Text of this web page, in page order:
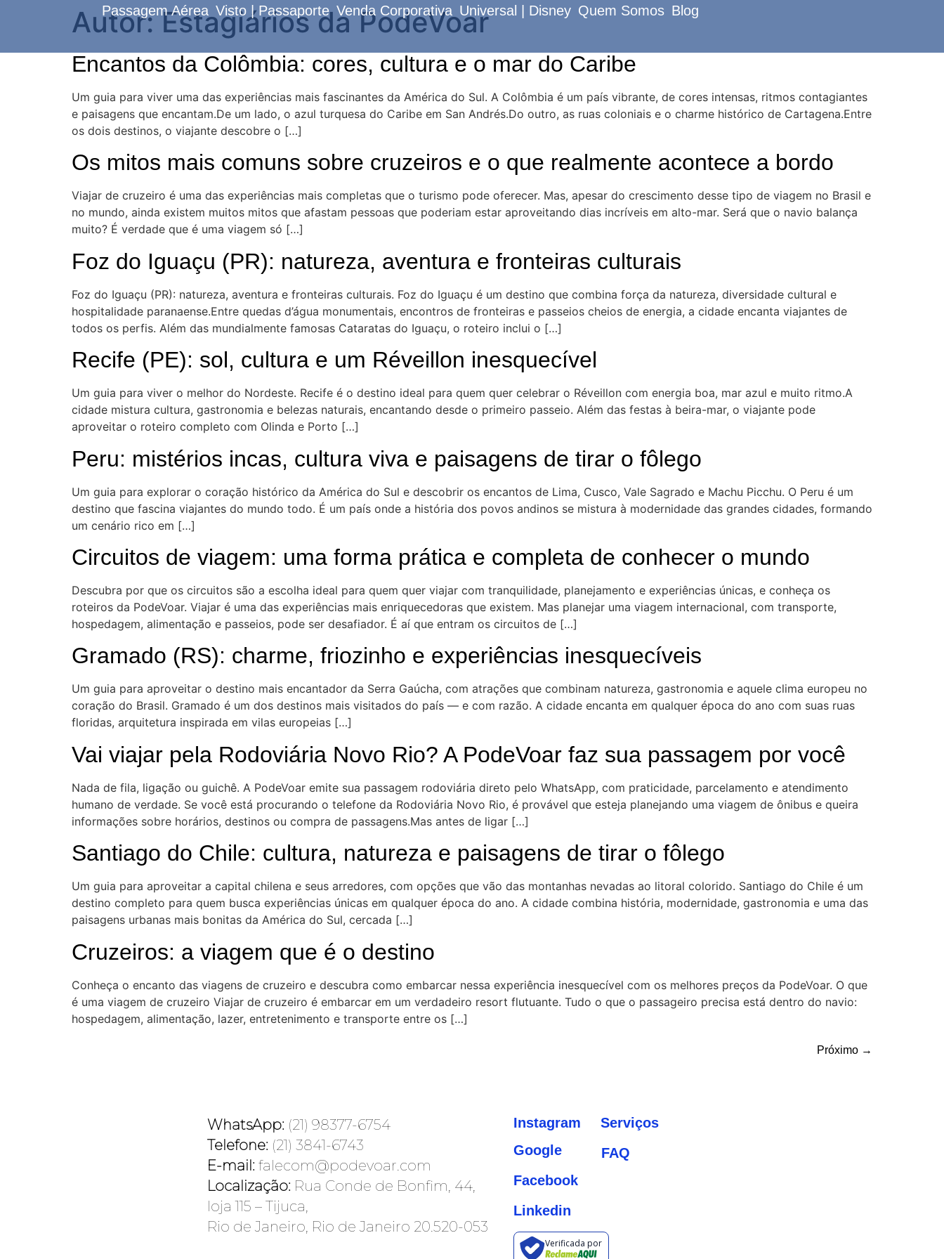
Passagem Aérea Visto | Passaporte Venda Corporativa Universal | Disney Quem Somos Blog
Autor:Estagiários da PodeVoar
Encantos da Colômbia: cores, cultura e o mar do Caribe
Um guia para viver uma das experiências mais fascinantes da América do Sul. A Colômbia é um país vibrante, de cores intensas, ritmos contagiantes
e paisagens que encantam.De um lado, o azul turquesa do Caribe em San Andrés.Do outro, as ruas coloniais e o charme histórico de Cartagena.Entre
os dois destinos, o viajante descobre o […]
Os mitos mais comuns sobre cruzeiros e o que realmente acontece a bordo
Viajar de cruzeiro é uma das experiências mais completas que o turismo pode oferecer. Mas, apesar do crescimento desse tipo de viagem no Brasil e
no mundo, ainda existem muitos mitos que afastam pessoas que poderiam estar aproveitando dias incríveis em alto-mar. Será que o navio balança
muito? É verdade que é uma viagem só […]
Foz do Iguaçu (PR): natureza, aventura e fronteiras culturais
Foz do Iguaçu (PR): natureza, aventura e fronteiras culturais. Foz do Iguaçu é um destino que combina força da natureza, diversidade cultural e
hospitalidade paranaense.Entre quedas d’água monumentais, encontros de fronteiras e passeios cheios de energia, a cidade encanta viajantes de
todos os perfis. Além das mundialmente famosas Cataratas do Iguaçu, o roteiro inclui o […]
Recife (PE): sol, cultura e um Réveillon inesquecível
Um guia para viver o melhor do Nordeste. Recife é o destino ideal para quem quer celebrar o Réveillon com energia boa, mar azul e muito ritmo.A
cidade mistura cultura, gastronomia e belezas naturais, encantando desde o primeiro passeio. Além das festas à beira-mar, o viajante pode
aproveitar o roteiro completo com Olinda e Porto […]
Peru: mistérios incas, cultura viva e paisagens de tirar o fôlego
Um guia para explorar o coração histórico da América do Sul e descobrir os encantos de Lima, Cusco, Vale Sagrado e Machu Picchu. O Peru é um
destino que fascina viajantes do mundo todo. É um país onde a história dos povos andinos se mistura à modernidade das grandes cidades, formando
um cenário rico em […]
Circuitos de viagem: uma forma prática e completa de conhecer o mundo
Descubra por que os circuitos são a escolha ideal para quem quer viajar com tranquilidade, planejamento e experiências únicas, e conheça os
roteiros da PodeVoar. Viajar é uma das experiências mais enriquecedoras que existem. Mas planejar uma viagem internacional, com transporte,
hospedagem, alimentação e passeios, pode ser desafiador. É aí que entram os circuitos de […]
Gramado (RS): charme, friozinho e experiências inesquecíveis
Um guia para aproveitar o destino mais encantador da Serra Gaúcha, com atrações que combinam natureza, gastronomia e aquele clima europeu no
coração do Brasil. Gramado é um dos destinos mais visitados do país — e com razão. A cidade encanta em qualquer época do ano com suas ruas
floridas, arquitetura inspirada em vilas europeias […]
Vai viajar pela Rodoviária Novo Rio? A PodeVoar faz sua passagem por você
Nada de fila, ligação ou guichê. A PodeVoar emite sua passagem rodoviária direto pelo WhatsApp, com praticidade, parcelamento e atendimento
humano de verdade. Se você está procurando o telefone da Rodoviária Novo Rio, é provável que esteja planejando uma viagem de ônibus e queira
informações sobre horários, destinos ou compra de passagens.Mas antes de ligar […]
Santiago do Chile: cultura, natureza e paisagens de tirar o fôlego
Um guia para aproveitar a capital chilena e seus arredores, com opções que vão das montanhas nevadas ao litoral colorido. Santiago do Chile é um
destino completo para quem busca experiências únicas em qualquer época do ano. A cidade combina história, modernidade, gastronomia e uma das
paisagens urbanas mais bonitas da América do Sul, cercada […]
Cruzeiros: a viagem que é o destino
Conheça o encanto das viagens de cruzeiro e descubra como embarcar nessa experiência inesquecível com os melhores preços da PodeVoar. O que
é uma viagem de cruzeiro Viajar de cruzeiro é embarcar em um verdadeiro resort flutuante. Tudo o que o passageiro precisa está dentro do navio:
hospedagem, alimentação, lazer, entretenimento e transporte entre os […]
Próximo →
WhatsApp: (21) 98377-6754
Telefone: (21) 3841-6743
E-mail: falecom@podevoar.com
Localização: Rua Conde de Bonfim, 44,
loja 115 – Tijuca,
Rio de Janeiro, Rio de Janeiro 20.520-053
Instagram
Serviços
FAQ
Google
Facebook
Linkedin
Verificada por